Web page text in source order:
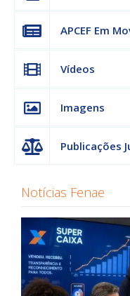
APCEF Em
Vídeos
Imagens
Publicações
Notícias Fenae